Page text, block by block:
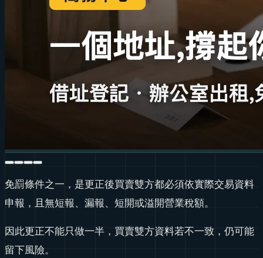
免罰條件之一，是更正後買賣雙方都必須依實際交易資料
申報，且無短報、漏報、短開或溢開營業稅額。
因此更正不能只做一半，買賣雙方資料若不一致，仍可能
留下風險。